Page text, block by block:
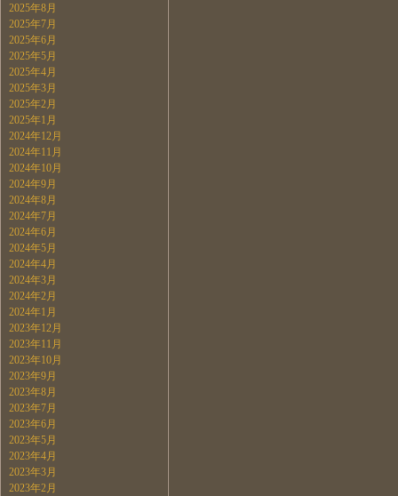
2025年8月
2025年7月
2025年6月
2025年5月
2025年4月
2025年3月
2025年2月
2025年1月
2024年12月
2024年11月
2024年10月
2024年9月
2024年8月
2024年7月
2024年6月
2024年5月
2024年4月
2024年3月
2024年2月
2024年1月
2023年12月
2023年11月
2023年10月
2023年9月
2023年8月
2023年7月
2023年6月
2023年5月
2023年4月
2023年3月
2023年2月